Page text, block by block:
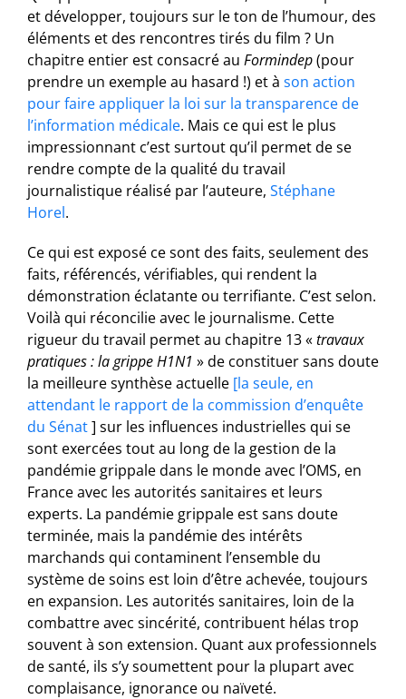
et développer, toujours sur le ton de l’humour, des
éléments et des rencontres tirés du film ? Un
chapitre entier est consacré au Formindep(pour
prendre un exemple au hasard !) et à son action
pour faire appliquer la loi sur la transparence de
l’information médicale. Mais ce qui est le plus
impressionnant c’est surtout qu’il permet de se
rendre compte de la qualité du travail
journalistique réalisé par l’auteure, Stéphane
Horel.
Ce qui est exposé ce sont des faits, seulement des
faits, référencés, vérifiables, qui rendent la
démonstration éclatante ou terrifiante. C’est selon.
Voilà qui réconcilie avec le journalisme. Cette
rigueur du travail permet au chapitre 13 «travaux
pratiques : la grippe H1N1 » de constituer sans doute
la meilleure synthèse actuelle [la seule, en
attendant le rapport de la commission d’enquête
du Sénat] sur les influences industrielles qui se
sont exercées tout au long de la gestion de la
pandémie grippale dans le monde avec l’OMS, en
France avec les autorités sanitaires et leurs
experts. La pandémie grippale est sans doute
terminée, mais la pandémie des intérêts
marchands qui contaminent l’ensemble du
système de soins est loin d’être achevée, toujours
en expansion. Les autorités sanitaires, loin de la
combattre avec sincérité, contribuent hélas trop
souvent à son extension. Quant aux professionnels
de santé, ils s’y soumettent pour la plupart avec
complaisance, ignorance ou naïveté.